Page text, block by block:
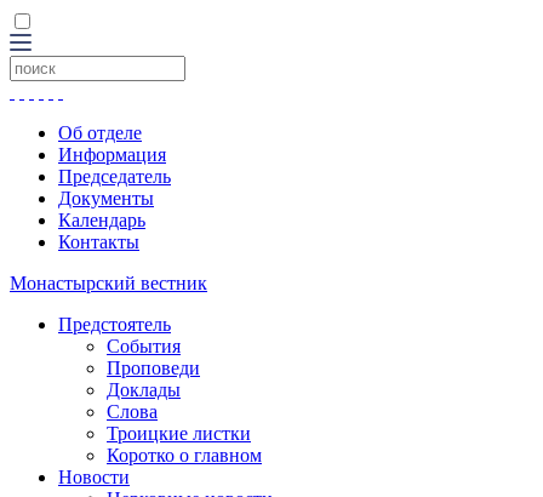
Об отделе
Информация
Председатель
Документы
Календарь
Контакты
Монастырский вестник
Предстоятель
События
Проповеди
Доклады
Слова
Троицкие листки
Коротко о главном
Новости